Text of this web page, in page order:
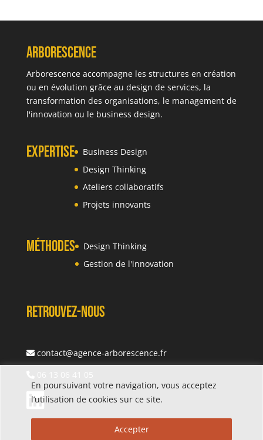
En poursuivant votre navigation, vous acceptez
l’utilisation de cookies sur ce site.
Accepter
Arborescence
Arborescence accompagne les structures en création
ou en évolution grâce au design de services, la
transformation des organisations, le management de
l'innovation ou le business design.
Expertise
Business Design
Design Thinking
Ateliers collaboratifs
Projets innovants
Méthodes
Design Thinking
Gestion de l'innovation
Retrouvez-nous
contact@agence-arborescence.fr